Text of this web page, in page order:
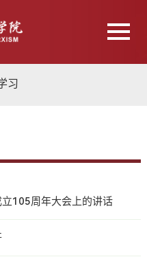
习
105周年大会上的讲话